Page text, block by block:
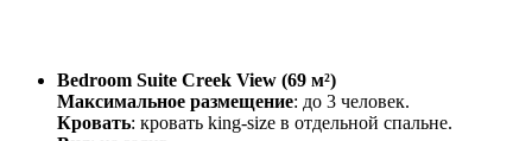
Bedroom Suite Creek View (69 м²)
Максимальное размещение: до 3 человек.
Кровать: кровать king-size в отдельной спальне.